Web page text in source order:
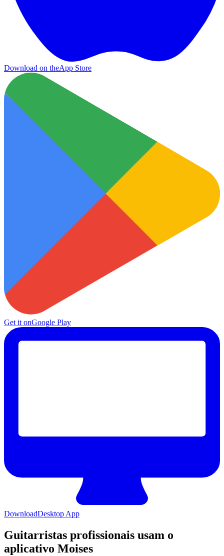
Download on theApp Store
Get it onGoogle Play
DownloadDesktop App
Guitarristas profissionais usam o
aplicativo Moises